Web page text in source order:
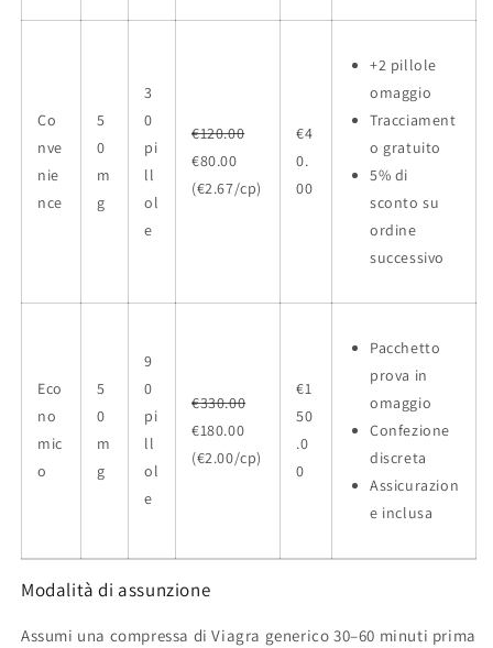
Co
nve
nie
nce
5
0
m
g
3
0
pi
ll
ol
e
€120.00
€80.00
(€2.67/cp)
€4
0.
00
+2 pillole
omaggio
Tracciament
o gratuito
5% di
sconto su
ordine
successivo
Eco
no
mic
o
5
0
m
g
9
0
pi
ll
ol
e
€330.00
€180.00
(€2.00/cp)
€1
50
.0
0
Pacchetto
prova in
omaggio
Confezione
discreta
Assicurazion
e inclusa
Modalità di assunzione
Assumi una compressa di Viagra generico 30–60 minuti prima